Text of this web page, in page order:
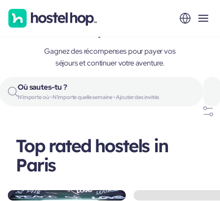
Paris, France
Gagnez des récompenses pour payer vos
séjours et continuer votre aventure.
Où sautes-tu ?
N'importe où • N'importe quelle semaine • Ajouter des invités
Top rated hostels in
Paris